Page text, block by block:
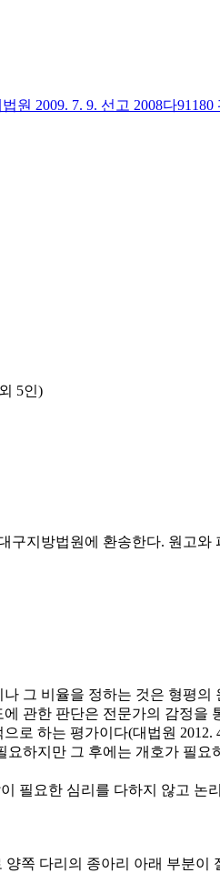
원 2009. 7. 9. 선고 2008다91180
5인)
지방법원에 환송한다. 원고
그 비율을 정하는 것은 형평
관한 판단은 전문가의 감정
하는 평가이다(대법원 2012.
하지만 그 후에는 개호가 필
필요한 심리를 다하지 않고
쪽 다리의 종아리 아래 부분